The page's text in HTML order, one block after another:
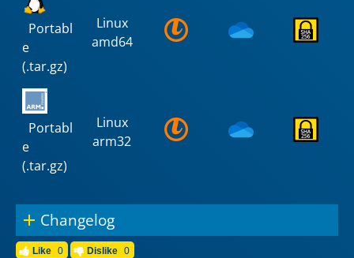
Portabl
e
(.tar.gz)
Linux
amd64
Portabl
e
(.tar.gz)
Linux
arm32
Changelog
Like 0 Dislike 0